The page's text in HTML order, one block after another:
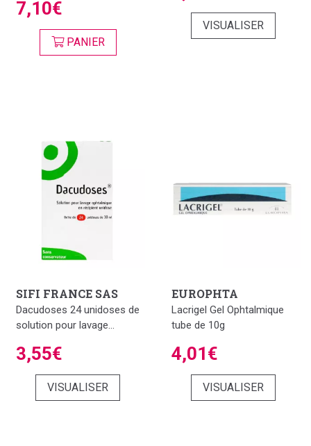
7,10€
PANIER
VISUALISER
SIFI FRANCE SAS
Dacudoses 24 unidoses de
solution pour lavage...
3,55€
VISUALISER
EUROPHTA
Lacrigel Gel Ophtalmique
tube de 10g
4,01€
VISUALISER